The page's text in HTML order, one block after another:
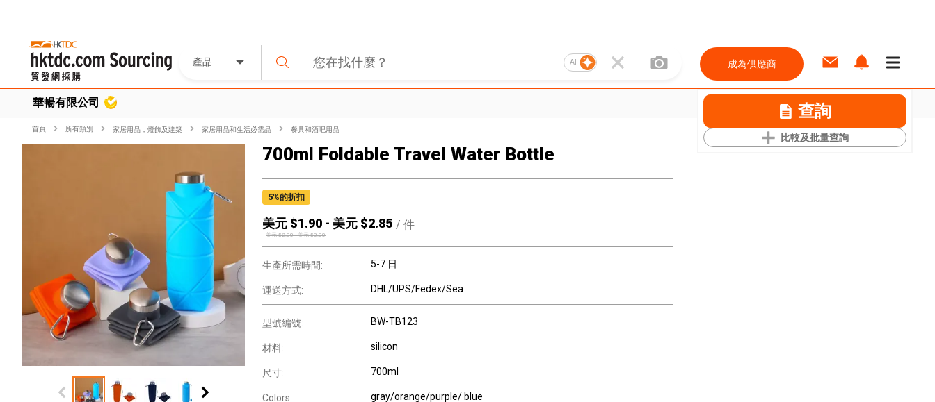
產品 AI 成為供應商
華暢有限公司 查詢
比較及批量查詢
首頁 所有類別 家居用品，燈飾及建築 家居用品和生活必需品 餐具和酒吧用品
700ml Foldable Travel Water Bottle
5%的折扣
美元 $1.90 - 美元 $2.85 / 件
美元 $2.00-美元 $3.00
生產所需時間: 5-7 日
運送方式: DHL/UPS/Fedex/Sea
型號編號: BW-TB123
材料: silicon
尺寸: 700ml
Colors: gray/orange/purple/ blue